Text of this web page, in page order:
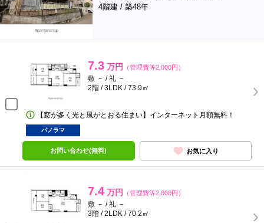
4階建 / 築48年
7.3 万円 （管理費等2,000円）
敷 － / 礼 －
2階 / 3LDK / 73.9㎡
【窓が多く光と風がとおる住まい】インターネット月額無料！
パノラマ
お問い合わせ(無料) お気に入り
7.4 万円 （管理費等2,000円）
敷 － / 礼 －
3階 / 2LDK / 70.2㎡